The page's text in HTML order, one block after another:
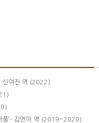
신여진 역 (2022)
풀’- 김연아 역 (2019~2020)